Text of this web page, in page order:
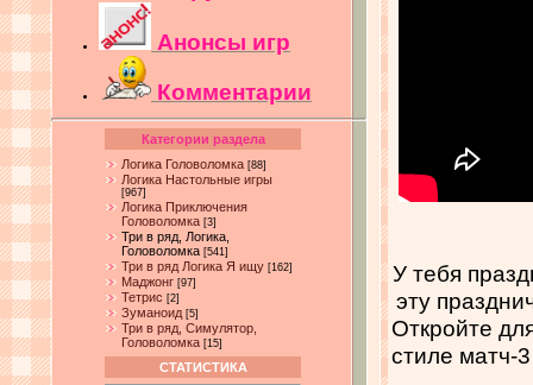
Анонсы игр
Комментарии
Категории раздела
Логика Головоломка [88]
Логика Настольные игры
[967]
Логика Приключения
Головоломка [3]
Три в ряд, Логика,
Головоломка [541]
Три в ряд Логика Я ищу [162]
Маджонг [97]
Тетрис [2]
Зуманоид [5]
Три в ряд, Симулятор,
Головоломка [15]
СТАТИСТИКА
У тебя
эту
Откройте
стиле матч-